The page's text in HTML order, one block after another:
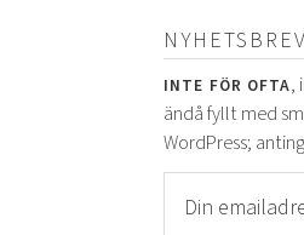
INTE FÖR OFTA,
ändå fyllt med
WordPress;